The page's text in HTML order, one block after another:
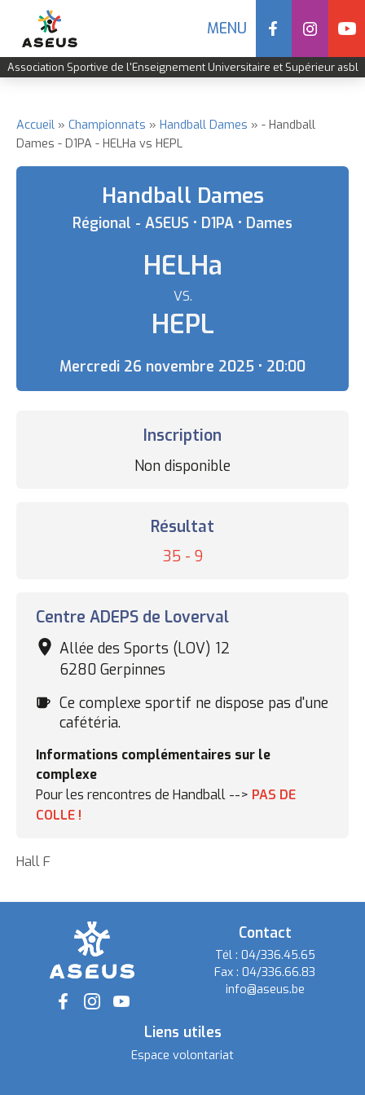
contenu
principal
Navigation
mobile
MENU Social
Association Sportive de l'Enseignement Universitaire et Supérieur asbl
Fil
d'Ariane
Accueil Championnats Handball Dames
- Handball
Dames - D1PA - HELHa vs HEPL
Handball Dames
Régional - ASEUS • D1PA • Dames
HELHa
VS.
HEPL
DateMercredi 26 novembre 2025 • 20:00
Complexe
sportif
Centre ADEPS de Loverval
Allée des Sports (LOV) 12
6280 Gerpinnes
Cafétéria
Ce complexe sportif ne dispose pas d'une
cafétéria.
Informations complémentaires sur le
complexe
Pour les rencontres de Handball --> PAS DE
COLLE !
Hall F
Inscription
Non disponible
Résultat
35 - 9
Social
Contact
Tél : 04/336.45.65
Fax :04/336.66.83
info@aseus.be
Liens utiles
Espace volontariat